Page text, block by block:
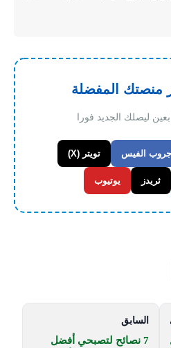
منصتك المفضلة
ليصلك الجديد فورا
جروب الفيس تويتر (X)
ثريدز يوتيوب
السابق
7 نصائح لتصبحي أفضل